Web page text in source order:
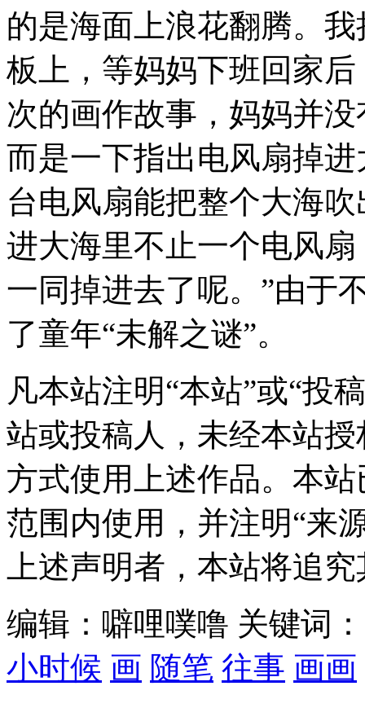
的是海面上浪花翻腾。
板上，等妈妈下班回家
次的画作故事，妈妈并
而是一下指出电风扇掉
台电风扇能把整个大海
进大海里不止一个电风
一同掉进去了呢。”由于
了童年“未解之谜”。
凡本站注明“本站”或“投
站或投稿人，未经本站
方式使用上述作品。本
范围内使用，并注明“来
上述声明者，本站将追
编辑：噼哩噗噜 关键词
小时候 画 随笔 往事 画画